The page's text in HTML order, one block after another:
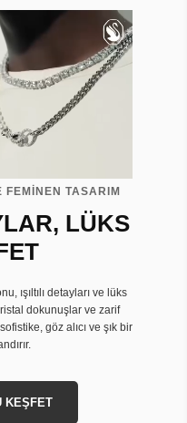
FEMİNEN TASARIM
LÜKS
ışıltılı detayları ve lüks
dokunuşlar ve zarif
göz alıcı ve şık bir
KEŞFET